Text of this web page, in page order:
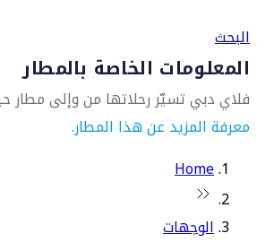
البحث
المعلومات الخاصة بالمطار
فلاي دبي تسيّر رحلاتها من وإلى مطار
معرفة المزيد عن هذا المطار.
Home
الوجهات